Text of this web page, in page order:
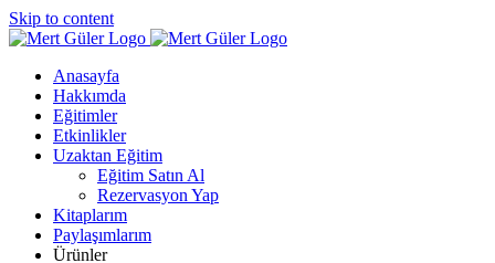
Skip to content
Anasayfa
Hakkımda
Eğitimler
Etkinlikler
Uzaktan Eğitim
Eğitim Satın Al
Rezervasyon Yap
Kitaplarım
Paylaşımlarım
Ürünler